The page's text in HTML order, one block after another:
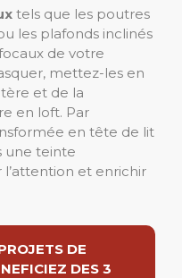
tels que les poutres
les plafonds inclinés
de votre
mettez-les en
et de la
en loft. Par
en tête de lit
une teinte
et enrichir
DE
DES 3